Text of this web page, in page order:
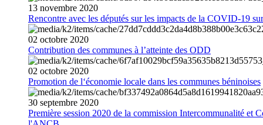
13 novembre 2020
Rencontre avec les députés sur les impacts de la COVID-19
02 octobre 2020
Contribution des communes à l’atteinte des ODD
02 octobre 2020
Promotion de l‘économie locale dans les communes béninoises
30 septembre 2020
Première session 2020 de la commission Intercommunalité et